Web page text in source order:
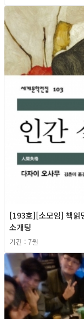
[193호][소모임] 책읽
소개팅
기간 : 7월